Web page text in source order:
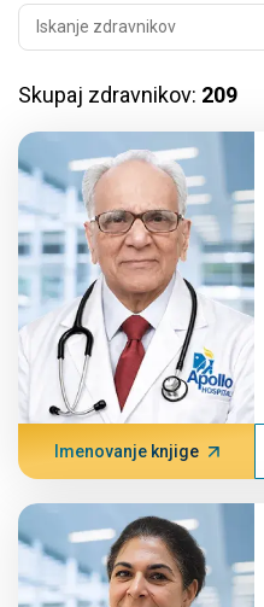
Skupaj zdravnikov: 209
Imenovanje knjige